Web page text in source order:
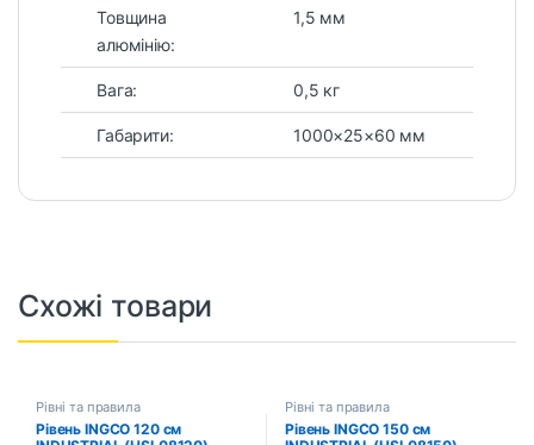
Товщина
алюмінію:
1,5 мм
Вага: 0,5 кг
Габарити: 1000×25×60 мм
Схожі товари
Рівні та правила
Рівень INGCO 120 см
Рівні та правила
Рівень INGCO 150 см